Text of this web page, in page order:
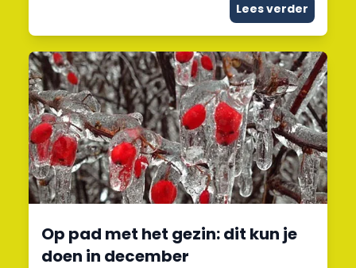
Lees verder
Op pad met het gezin: dit kun je
doen in december